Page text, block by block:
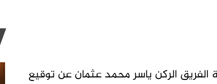
الفريق الركن ياسر محمد عثمان عن توقيع